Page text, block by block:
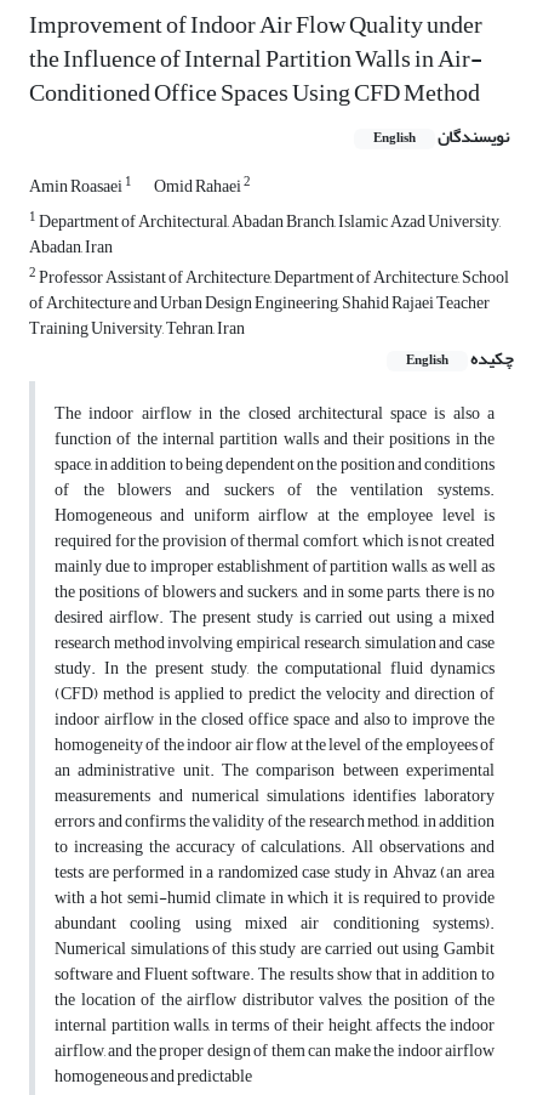
Improvement of Indoor Air Flow Quality under
the Influence of Internal Partition Walls in Air-
Conditioned Office Spaces Using CFD Method
نویسندگان English
Amin Roasaei1 Omid Rahaei2
1Department of Architectural, Abadan Branch, Islamic Azad University,
Abadan, Iran
2Professor Assistant of Architecture, Department of Architecture, School
of Architecture and Urban Design Engineering, Shahid Rajaei Teacher
Training University, Tehran, Iran
چکیده
English
The indoor airflow in the closed architectural space is also a
function of the internal partition walls and their positions in the
space, in addition to being dependent on the position and conditions
of the blowers and suckers of the ventilation systems.
Homogeneous and uniform airflow at the employee level is
required for the provision of thermal comfort, which is not created
mainly due to improper establishment of partition walls, as well as
the positions of blowers and suckers, and in some parts, there is no
desired airflow. The present study is carried out using a mixed
research method involving empirical research, simulation and case
study. In the present study, the computational fluid dynamics
(CFD) method is applied to predict the velocity and direction of
indoor airflow in the closed office space and also to improve the
homogeneity of the indoor air flow at the level of the employees of
an administrative unit. The comparison between experimental
measurements and numerical simulations identifies laboratory
errors and confirms the validity of the research method, in addition
to increasing the accuracy of calculations. All observations and
tests are performed in a randomized case study in Ahvaz (an area
with a hot semi-humid climate in which it is required to provide
abundant cooling using mixed air conditioning systems).
Numerical simulations of this study are carried out using Gambit
software and Fluent software. The results show that in addition to
the location of the airflow distributor valves, the position of the
internal partition walls, in terms of their height, affects the indoor
airflow, and the proper design of them can make the indoor airflow
homogeneous and predictable